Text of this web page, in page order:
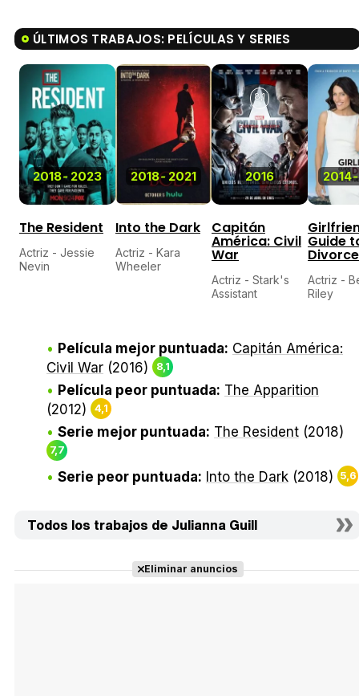
ÚLTIMOS TRABAJOS: PELÍCULAS Y SERIES
2018-2023
The Resident
Actriz - Jessie
Nevin
2018-2021
Into the Dark
Actriz - Kara
Wheeler
2016
8,1
Capitán
América: Civil
War
Actriz - Stark's
Assistant
2014-
Guide
Divorce
Actriz -
Riley
Película mejor puntuada: Capitán América:
Civil War (2016) 8,1
Película peor puntuada: The Apparition
(2012)
4,1
Serie mejor puntuada: The Resident (2018)
7,7
Serie peor puntuada: Into the Dark (2018) 5,6
Todos los trabajos de Julianna Guill
Eliminar anuncios